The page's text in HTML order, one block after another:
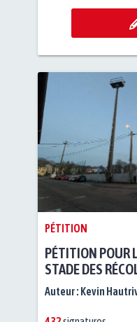
PÉTITION
PÉTITION POUR
STADE DES
Auteur : Kevin